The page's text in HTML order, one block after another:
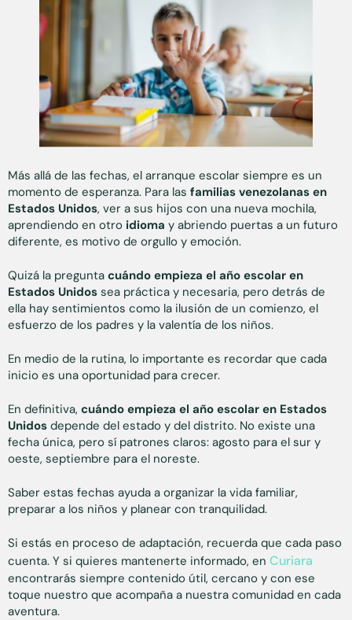
Más allá de las fechas, el arranque escolar siempre es un
momento de esperanza. Para las familias venezolanas en
Estados Unidos, ver a sus hijos con una nueva mochila,
aprendiendo en otro idioma y abriendo puertas a un futuro
diferente, es motivo de orgullo y emoción.
Quizá la pregunta cuándo empieza el año escolar en
Estados Unidos sea práctica y necesaria, pero detrás de
ella hay sentimientos como la ilusión de un comienzo, el
esfuerzo de los padres y la valentía de los niños.
En medio de la rutina, lo importante es recordar que cada
inicio es una oportunidad para crecer.
En definitiva, cuándo empieza el año escolar en Estados
Unidos depende del estado y del distrito. No existe una
fecha única, pero sí patrones claros: agosto para el sur y
oeste, septiembre para el noreste.
Saber estas fechas ayuda a organizar la vida familiar,
preparar a los niños y planear con tranquilidad.
Si estás en proceso de adaptación, recuerda que cada paso
cuenta. Y si quieres mantenerte informado, en Curiara
encontrarás siempre contenido útil, cercano y con ese
toque nuestro que acompaña a nuestra comunidad en cada
aventura.